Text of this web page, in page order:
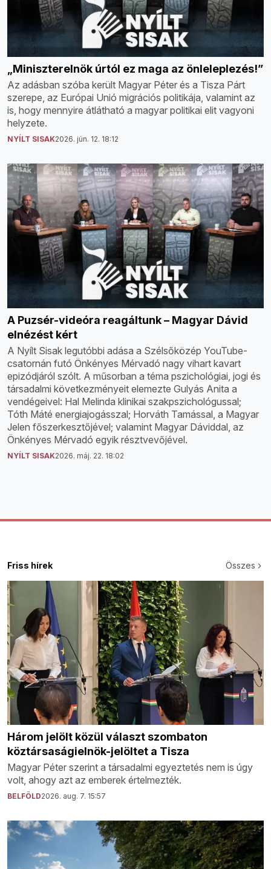
„Miniszterelnök úrtól ez maga az önleleplezés!”
Az adásban szóba került Magyar Péter és a Tisza Párt
szerepe, az Európai Unió migrációs politikája, valamint az
is, hogy mennyire átlátható a magyar politikai elit vagyoni
helyzete.
NYÍLT SISAK2026. jún. 12. 18:12
A Puzsér-videóra reagáltunk – Magyar Dávid
elnézést kért
A Nyílt Sisak legutóbbi adása a Szélsőközép YouTube-
csatornán futó Önkényes Mérvadó nagy vihart kavart
epizódjáról szólt. A műsorban a téma pszichológiai, jogi és
társadalmi következményeit elemezte Gulyás Anita a
vendégeivel: Hal Melinda klinikai szakpszichológussal;
Tóth Máté energiajogásszal; Horváth Tamással, a Magyar
Jelen főszerkesztőjével; valamint Magyar Dáviddal, az
Önkényes Mérvadó egyik résztvevőjével.
NYÍLT SISAK2026. máj. 22. 18:02
Friss hírek Összes
Három jelölt közül választ szombaton
köztársaságielnök-jelöltet a Tisza
Magyar Péter szerint a társadalmi egyeztetés nem is úgy
volt, ahogy azt az emberek értelmezték.
BELFÖLD2026. aug. 7. 15:57